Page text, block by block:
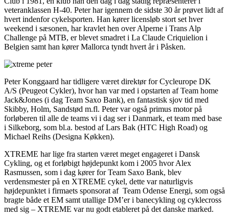
veteranklassen H-40. Peter har igennem de sidste 30 år prøvet lidt af
hvert indenfor cykelsporten. Han kører licensløb stort set hver
weekend i sæsonen, har kravlet hen over Alperne i Trans Alp
Challenge på MTB, er blevet smadret i La Claude Criquielion i
Belgien samt han kører Mallorca tyndt hvert år i Påsken.
Peter Konggaard har tidligere været direktør for Cycleurope DK
A/S (Peugeot Cykler), hvor han var med i opstarten af Team home
Jack&Jones (i dag Team Saxo Bank), en fantastisk sjov tid med
Skibby, Holm, Sandstød m.fl. Peter var også primus motor på
forløberen til alle de teams vi i dag ser i Danmark, et team med base
i Silkeborg, som bl.a. bestod af Lars Bak (HTC High Road) og
Michael Reihs (Designa Køkken).
XTREME har lige fra starten været meget engageret i Dansk
Cykling, og et forløbigt højdepunkt kom i 2005 hvor Alex
Rasmussen, som i dag kører for Team Saxo Bank, blev
verdensmester på en XTREME cykel, dette var naturligvis
højdepunktet i firmaets sponsorat af Team Odense Energi, som også
bragte både et EM samt utallige DM’er i banecykling og cyklecross
med sig – XTREME var nu godt etableret på det danske marked.